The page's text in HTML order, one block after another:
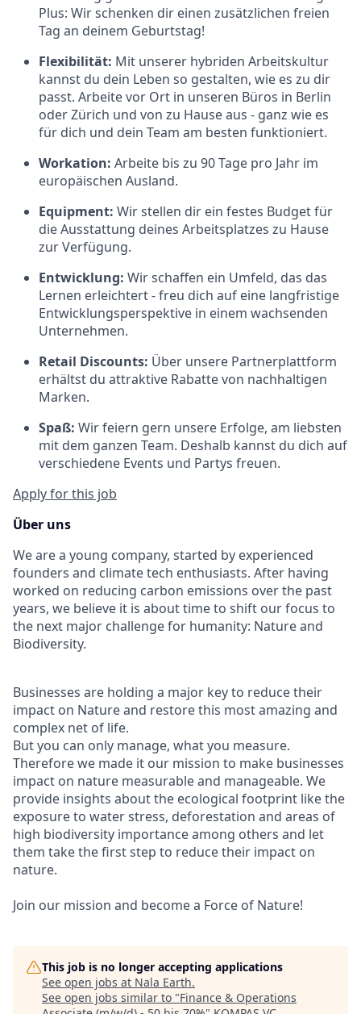
Plus: Wir schenken dir einen zusätzlichen freien
Tag an deinem Geburtstag!
Flexibilität: Mit unserer hybriden Arbeitskultur
kannst du dein Leben so gestalten, wie es zu dir
passt. Arbeite vor Ort in unseren Büros in Berlin
oder Zürich und von zu Hause aus - ganz wie es
für dich und dein Team am besten funktioniert.
Workation: Arbeite bis zu 90 Tage pro Jahr im
europäischen Ausland.
Equipment: Wir stellen dir ein festes Budget für
die Ausstattung deines Arbeitsplatzes zu Hause
zur Verfügung.
Entwicklung: Wir schaffen ein Umfeld, das das
Lernen erleichtert - freu dich auf eine langfristige
Entwicklungsperspektive in einem wachsenden
Unternehmen.
Retail Discounts: Über unsere Partnerplattform
erhältst du attraktive Rabatte von nachhaltigen
Marken.
Spaß: Wir feiern gern unsere Erfolge, am liebsten
mit dem ganzen Team. Deshalb kannst du dich auf
verschiedene Events und Partys freuen.
Apply for this job
Über uns
We are a young company, started by experienced
founders and climate tech enthusiasts. After having
worked on reducing carbon emissions over the past
years, we believe it is about time to shift our focus to
the next major challenge for humanity: Nature and
Biodiversity.
Businesses are holding a major key to reduce their
impact on Nature and restore this most amazing and
complex net of life.
But you can only manage, what you measure.
Therefore we made it our mission to make businesses
impact on nature measurable and manageable. We
provide insights about the ecological footprint like the
exposure to water stress, deforestation and areas of
high biodiversity importance among others and let
them take the first step to reduce their impact on
nature.
Join our mission and become a Force of Nature!
This job is no longer accepting applications
See open jobs at Nala Earth.
See open jobs similar to "Finance & Operations